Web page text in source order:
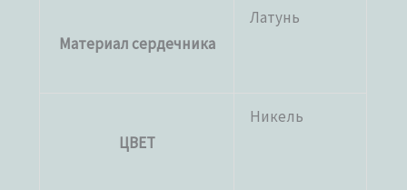
Материал сердечника
Латунь
ЦВЕТ
Никель